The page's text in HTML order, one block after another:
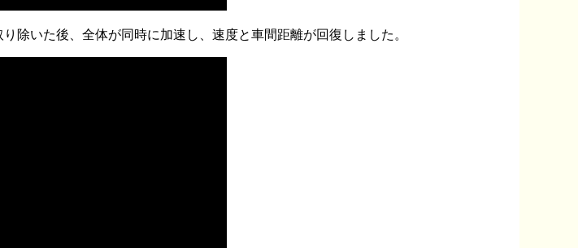
除いた後、全体が同時に加速し、速度と車間距離が回復しました。